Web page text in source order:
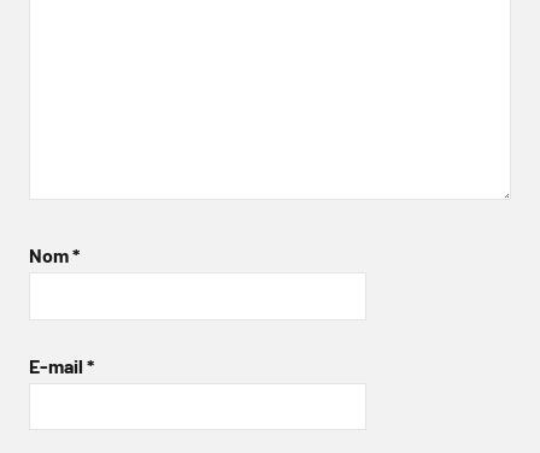
Nom*
E-mail *